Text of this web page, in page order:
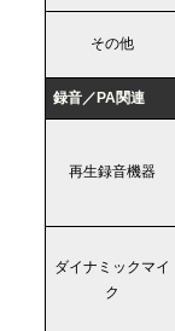
その他
録音／PA関連
再生録音機器
ダイナミックマイ
ク